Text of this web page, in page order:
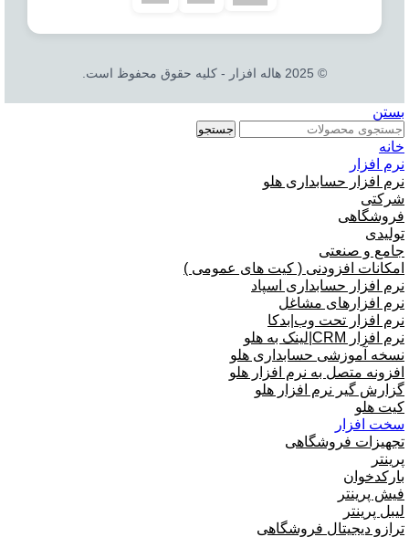
© 2025 هاله افزار - کلیه حقوق محفوظ است.
بستن
جستجو
خانه
نرم افزار
نرم افزار حسابداری هلو
شرکتی
فروشگاهی
تولیدی
جامع و صنعتی
امکانات افزودنی ( کیت های عمومی )
نرم افزار حسابداری اسپاد
نرم افزارهای مشاغل
نرم افزار تحت وب|بدکا
نرم افزار CRM|لینک به هلو
نسخه آموزشی حسابداری هلو
افزونه متصل به نرم افزار هلو
گزارش گیر نرم افزار هلو
کیت هلو
سخت افزار
تجهیزات فروشگاهی
پرینتر
بارکدخوان
فیش پرینتر
لیبل پرینتر
ترازو دیجیتال فروشگاهی